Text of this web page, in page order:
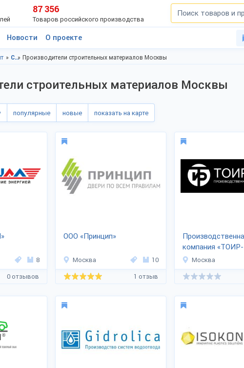
87 356
Товаров российского производства
Новости О проекте
Строительство и ремонт, Московская область Производители строительных материалов Москвы
строительных материалов Москвы
популярные новые показать на карте
8
0 отзывов
ООО «Принцип»
Москва 10
1 отзыв
компания
Москва